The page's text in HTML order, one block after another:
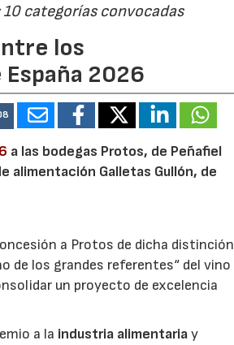
categorías convocadas
los
2026
a las bodegas Protos, de Peñafiel
alimentación Galletas Gullón, de
a Protos de dicha distinción
de los grandes referentes“ del vino
un proyecto de excelencia
a la industria alimentariay